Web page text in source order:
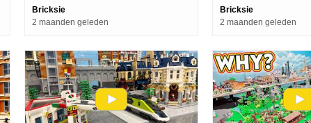
Bricksie
2 maanden geleden
Bricksie
2 maanden geleden